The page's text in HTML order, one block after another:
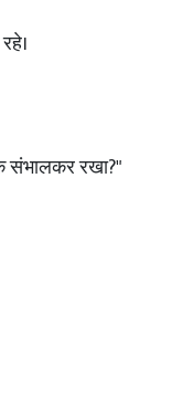
संभालकर रखा?"